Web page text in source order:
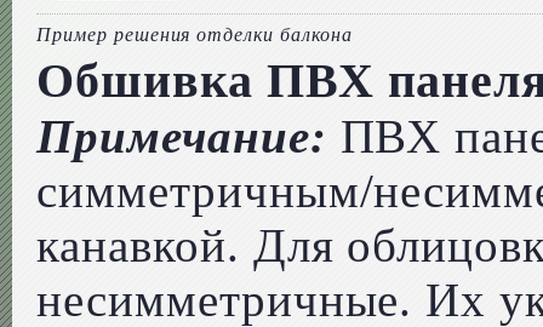
Пример решения отделки балкона
Обшивка ПВХ
Примечание: ПВХ
симметричным/
канавкой. Для
несимметричные. Их